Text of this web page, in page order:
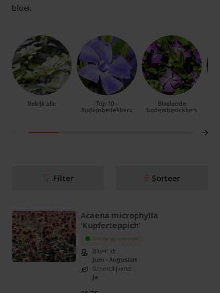
bloei.
Bekijk alle
Top 10 -
Bodembedekkers
Bloeiende
bodembedekkers
Filter Sorteer
Acaena microphylla
'Kupferteppich'
Online op voorraad
Bloeitijd:
Juni - Augustus
Groenblijvend:
Ja